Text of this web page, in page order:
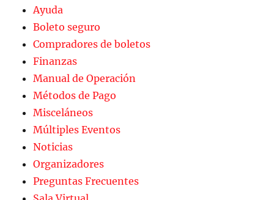
Ayuda
Boleto seguro
Compradores de boletos
Finanzas
Manual de Operación
Métodos de Pago
Misceláneos
Múltiples Eventos
Noticias
Organizadores
Preguntas Frecuentes